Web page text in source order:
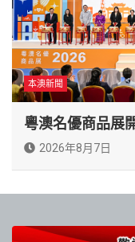
本澳新聞
粵澳名優商品展
2026年8月7日